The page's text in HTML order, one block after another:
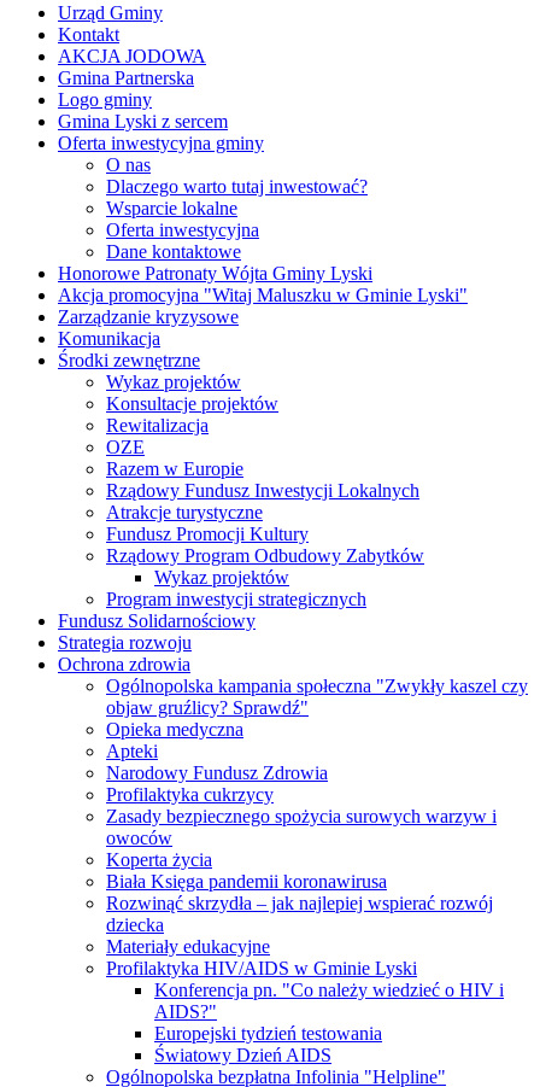
Urząd Gminy
Kontakt
AKCJA JODOWA
Gmina Partnerska
Logo gminy
Gmina Lyski z sercem
Oferta inwestycyjna gminy
O nas
Dlaczego warto tutaj inwestować?
Wsparcie lokalne
Oferta inwestycyjna
Dane kontaktowe
Honorowe Patronaty Wójta Gminy Lyski
Akcja promocyjna "Witaj Maluszku w Gminie Lyski"
Zarządzanie kryzysowe
Komunikacja
Środki zewnętrzne
Wykaz projektów
Konsultacje projektów
Rewitalizacja
OZE
Razem w Europie
Rządowy Fundusz Inwestycji Lokalnych
Atrakcje turystyczne
Fundusz Promocji Kultury
Rządowy Program Odbudowy Zabytków
Wykaz projektów
Program inwestycji strategicznych
Fundusz Solidarnościowy
Strategia rozwoju
Ochrona zdrowia
Ogólnopolska kampania społeczna "Zwykły kaszel czy
objaw gruźlicy? Sprawdź"
Opieka medyczna
Apteki
Narodowy Fundusz Zdrowia
Profilaktyka cukrzycy
Zasady bezpiecznego spożycia surowych warzyw i
owoców
Koperta życia
Biała Księga pandemii koronawirusa
Rozwinąć skrzydła – jak najlepiej wspierać rozwój
dziecka
Materiały edukacyjne
Profilaktyka HIV/AIDS w Gminie Lyski
Konferencja pn. "Co należy wiedzieć o HIV i
AIDS?"
Europejski tydzień testowania
Światowy Dzień AIDS
Ogólnopolska bezpłatna Infolinia "Helpline"